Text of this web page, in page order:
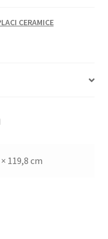
CERAMICE
119,8 cm